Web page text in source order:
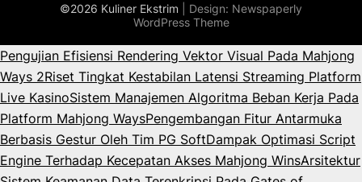
©2026 Kuliner Ekstrim | Design: Newspaperly
WordPress Theme
Pengujian Efisiensi Rendering Vektor Visual Pada Mahjong
Ways 2Riset Tingkat Kestabilan Latensi Streaming Platform
Live KasinoSistem Manajemen Algoritma Beban Kerja Pada
Platform Mahjong WaysPengembangan Fitur Antarmuka
Berbasis Gestur Oleh Tim PG SoftDampak Optimasi Script
Engine Terhadap Kecepatan Akses Mahjong WinsArsitektur